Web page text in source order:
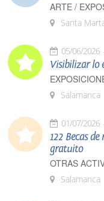
ARTE /
Santa
05/06/2026
Visibilizar lo
Salamanca
01/07/2026
122 Becas
gratuito
OTRAS
Salamanca